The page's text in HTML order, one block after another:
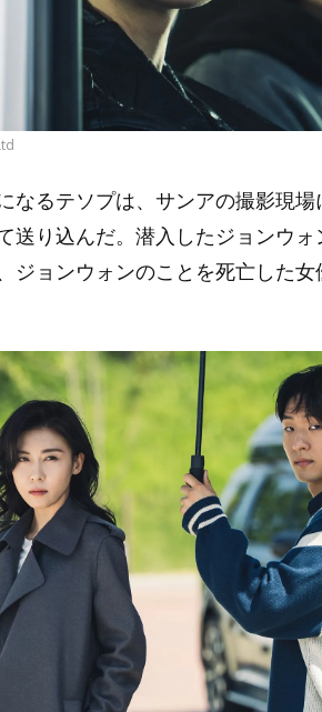
なるテソプは、サンアの撮影現
送り込んだ。潜入したジョンウ
ジョンウォンのことを死亡した